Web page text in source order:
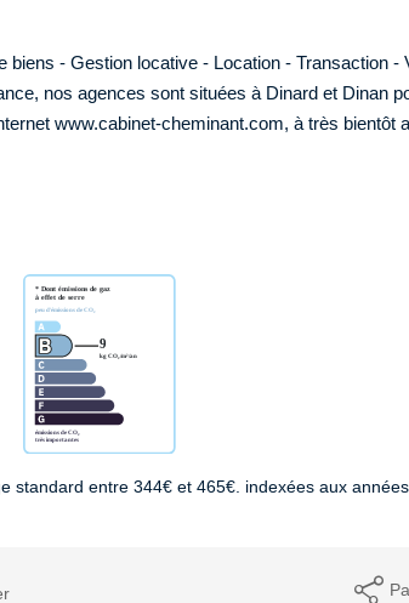
- Gestion locative - Location - Transaction -
nos agences sont situées à Dinard et Dinan
www.cabinet-cheminant.com, à très bientôt
standard entre 344€ et 465€. indexées aux